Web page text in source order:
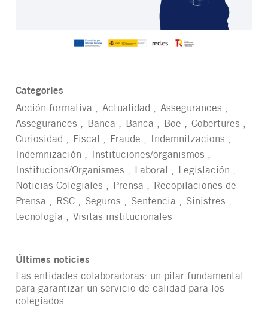
Categories
Acción formativa
Actualidad
Assegurances
Assegurances
Banca Banca Boe
Cobertures
Curiosidad
Fiscal Fraude
Indemnitzacions
Indemnización
Instituciones/organismos
Institucions/Organismes
Laboral
Legislación
Noticias Colegiales
Prensa
Recopilaciones de
Prensa
RSC Seguros Sentencia
Sinistres
tecnología
Visitas institucionales
Últimes notícies
Las entidades colaboradoras: un pilar fundamental
para garantizar un servicio de calidad para los
colegiados